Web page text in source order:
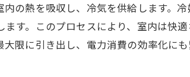
の熱を吸収し、冷気を供給します。
す。このプロセスにより、室内は快
限に引き出し、電力消費の効率化にも